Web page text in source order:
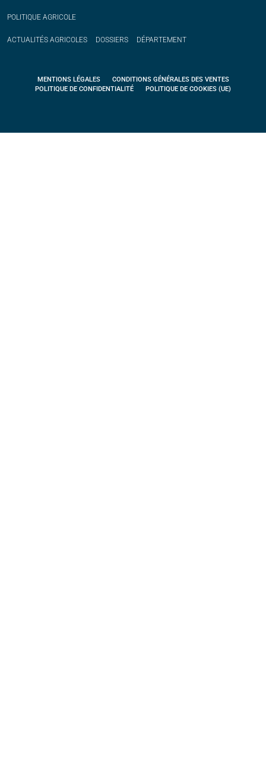
POLITIQUE AGRICOLE
ACTUALITÉS AGRICOLES DOSSIERS DÉPARTEMENT
MENTIONS LÉGALES
CONDITIONS GÉNÉRALES DES VENTES
POLITIQUE DE CONFIDENTIALITÉ
POLITIQUE DE COOKIES (UE)